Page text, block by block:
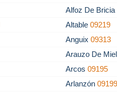
Alfoz De Bricia
Altable09219
Anguix09313
Arauzo De
Arcos09195
Arlanzón09199